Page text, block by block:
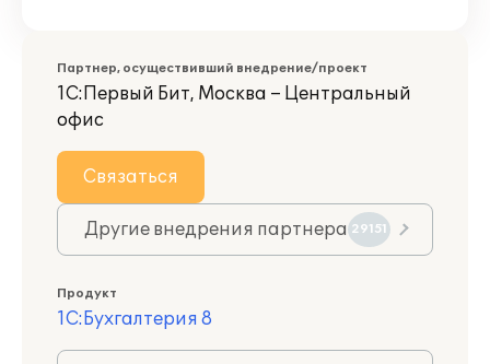
Партнер, осуществивший внедрение/проект
1С:Первый Бит, Москва – Центральный
офис
Связаться
Другие внедрения партнера 29151
Продукт
1С:Бухгалтерия 8